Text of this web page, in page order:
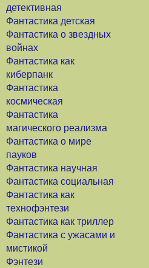
детективная
Фантастика детская
Фантастика о звездных
войнах
Фантастика как
киберпанк
Фантастика
космическая
Фантастика
магического реализма
Фантастика о мире
пауков
Фантастика научная
Фантастика социальная
Фантастика как
технофэнтези
Фантастика как триллер
Фантастика с ужасами и
мистикой
Фэнтези